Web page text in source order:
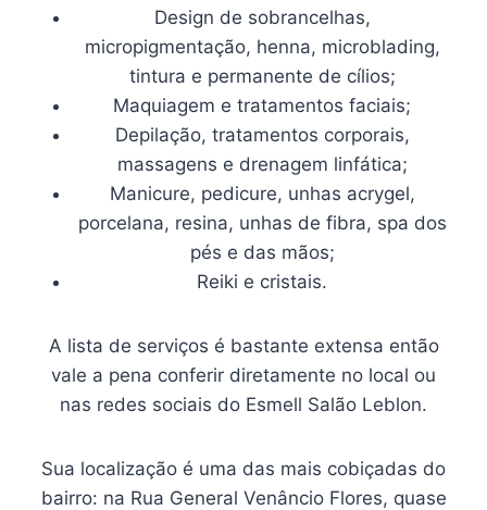
Design de sobrancelhas,
micropigmentação, henna, microblading,
tintura e permanente de cílios;
Maquiagem e tratamentos faciais;
Depilação, tratamentos corporais,
massagens e drenagem linfática;
Manicure, pedicure, unhas acrygel,
porcelana, resina, unhas de fibra, spa dos
pés e das mãos;
Reiki e cristais.
A lista de serviços é bastante extensa então
vale a pena conferir diretamente no local ou
nas redes sociais do Esmell Salão Leblon.
Sua localização é uma das mais cobiçadas do
bairro: na Rua General Venâncio Flores, quase